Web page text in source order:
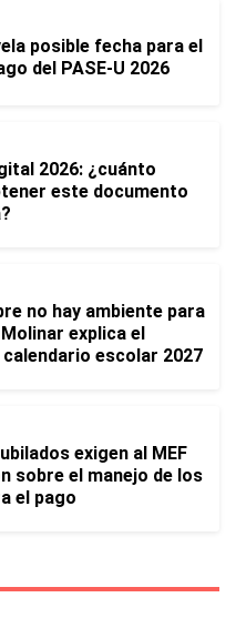
posible fecha para el
del PASE-U 2026
2026: ¿cuánto
este documento
no hay ambiente para
explica el
escolar 2027
exigen al MEF
sobre el manejo de los
el pago